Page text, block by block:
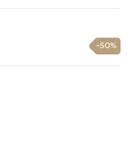
-50%